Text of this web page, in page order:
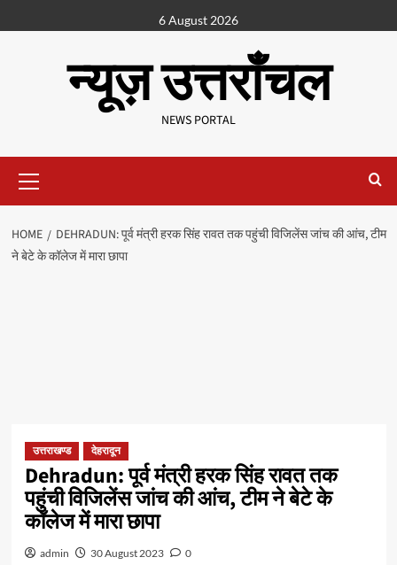
6 August 2026
न्यूज़ उत्तराँचल
NEWS PORTAL
HOME
DEHRADUN: पूर्व मंत्री हरक सिंह रावत तक पहुंची विजिलेंस जांच की आंच, टीम
ने बेटे के कॉलेज में मारा छापा
उत्तराखण्ड देहरादून
Dehradun: पूर्व मंत्री हरक सिंह रावत तक
पहुंची विजिलेंस जांच की आंच, टीम ने बेटे के
कॉलेज में मारा छापा
admin 30 August 2023 0